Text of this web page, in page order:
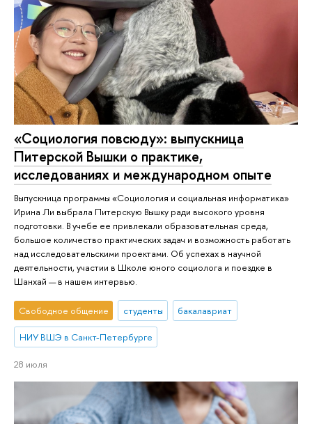
«Социология повсюду»: выпускница
Питерской Вышки о практике,
исследованиях и международном опыте
Выпускница программы «Социология и социальная информатика»
Ирина Ли выбрала Питерскую Вышку ради высокого уровня
подготовки. В учебе ее привлекали образовательная среда,
большое количество практических задач и возможность работать
над исследовательскими проектами. Об успехах в научной
деятельности, участии в Школе юного социолога и поездке в
Шанхай — в нашем интервью.
Свободное общение студенты бакалавриат
НИУ ВШЭ в Санкт-Петербурге
28 июля